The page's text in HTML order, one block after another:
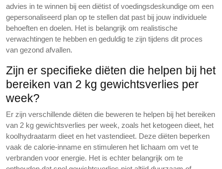
advies in te winnen bij een diëtist of voedingsdeskundige om een
gepersonaliseerd plan op te stellen dat past bij jouw individuele
behoeften en doelen. Het is belangrijk om realistische
verwachtingen te hebben en geduldig te zijn tijdens dit proces
van gezond afvallen.
Zijn er specifieke diëten die helpen bij het
bereiken van 2 kg gewichtsverlies per
week?
Er zijn verschillende diëten die beweren te helpen bij het bereiken
van 2 kg gewichtsverlies per week, zoals het ketogeen dieet, het
koolhydraatarm dieet en het vastendieet. Deze diëten beperken
vaak de calorie-inname en stimuleren het lichaam om vet te
verbranden voor energie. Het is echter belangrijk om te